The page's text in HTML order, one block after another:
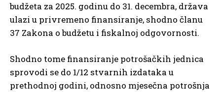
budžeta za 2025. godinu do 31. decembra, država
ulazi u privremeno finansiranje, shodno članu
37 Zakona o budžetu i fiskalnoj odgovornosti.
Shodno tome finansiranje potrošačkih jednica
sprovodi se do 1/12 stvarnih izdataka u
prethodnoj godini, odnosno mjesečna potrošnja